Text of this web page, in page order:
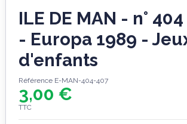
ILE DE MAN - n°
- Europa 1989 -
d'enfants
Référence E-MAN-404-407
3,00 €
TTC